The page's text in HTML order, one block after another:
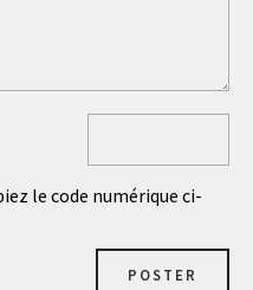
le code numérique ci-
POSTER